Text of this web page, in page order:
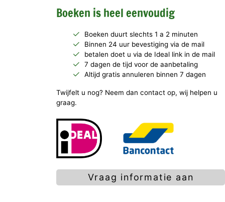
Boeken is heel eenvoudig
Boeken duurt slechts 1 a 2 minuten
Binnen 24 uur bevestiging via de mail
betalen doet u via de Ideal link in de mail
7 dagen de tijd voor de aanbetaling
Altijd gratis annuleren binnen 7 dagen
Twijfelt u nog? Neem dan contact op, wij helpen u
graag.
Vraag informatie aan